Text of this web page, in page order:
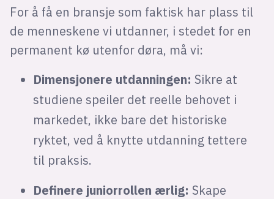
For å få en bransje som faktisk har plass til
de menneskene vi utdanner, i stedet for en
permanent kø utenfor døra, må vi:
Dimensjonere utdanningen: Sikre at
studiene speiler det reelle behovet i
markedet, ikke bare det historiske
ryktet, ved å knytte utdanning tettere
til praksis.
Definere juniorrollen ærlig: Skape